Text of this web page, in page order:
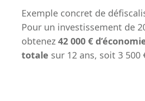
Exemple concret de
Pour un investissement de
obtenez 42 000 €
totale sur 12 ans, soit 3 500